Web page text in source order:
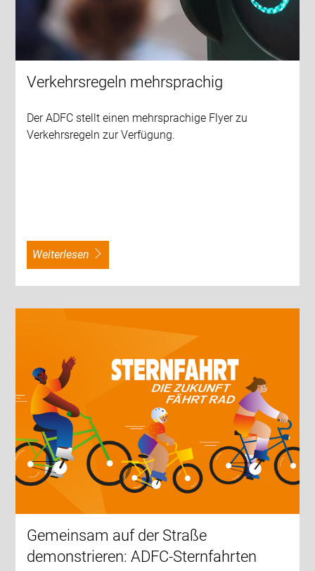
Verkehrsregeln mehrsprachig
Der ADFC stellt einen mehrsprachige Flyer zu
Verkehrsregeln zur Verfügung.
weiterlesen
Gemeinsam auf der Straße
demonstrieren: ADFC-Sternfahrten